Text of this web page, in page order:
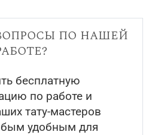
по нашей
бесплатную
по работе и
тату-мастеров
удобным для